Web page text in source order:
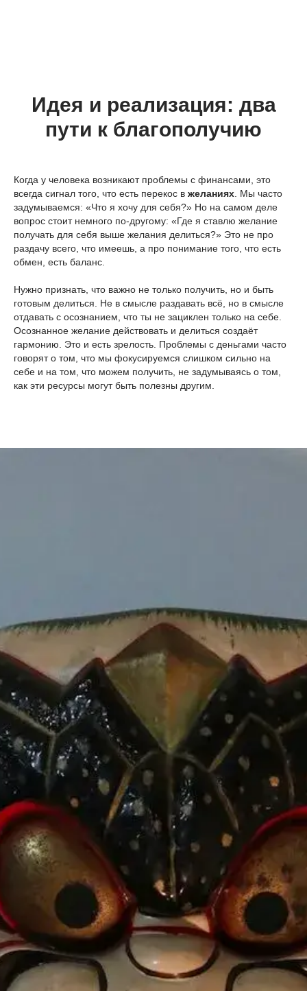
Идея и реализация: два
пути к благополучию
Когда у человека возникают проблемы с финансами, это
всегда сигнал того, что есть перекос в желаниях . Мы часто
задумываемся: «Что я хочу для себя?» Но на самом деле
вопрос стоит немного по-другому: «Где я ставлю желание
получать для себя выше желания делиться?» Это не про
раздачу всего, что имеешь, а про понимание того, что есть
обмен, есть баланс.
Нужно признать, что важно не только получить, но и быть
готовым делиться. Не в смысле раздавать всё, но в смысле
отдавать с осознанием, что ты не зациклен только на себе.
Осознанное желание действовать и делиться создаёт
гармонию. Это и есть зрелость. Проблемы с деньгами часто
говорят о том, что мы фокусируемся слишком сильно на
себе и на том, что можем получить, не задумываясь о том,
как эти ресурсы могут быть полезны другим.